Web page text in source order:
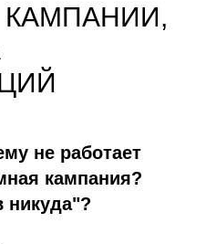
не работает
кампания?
никуда"?